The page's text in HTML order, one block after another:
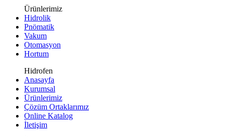
Ürünlerimiz
Hidrolik
Pnömatik
Vakum
Otomasyon
Hortum
Hidrofen
Anasayfa
Kurumsal
Ürünlerimiz
Çözüm Ortaklarımız
Online Katalog
İletişim